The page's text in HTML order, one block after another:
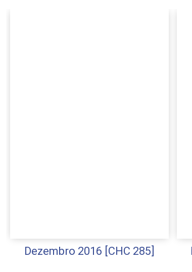
Dezembro 2016 [CHC 285]